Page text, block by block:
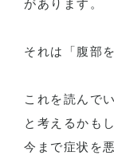
があります。
それは「腹部
これを読んで
と考えるかも
今まで症状を